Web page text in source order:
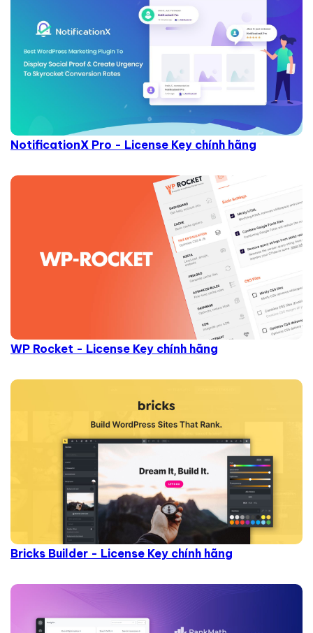
NotificationX Pro - License Key chính hãng
WP Rocket - License Key chính hãng
Bricks Builder - License Key chính hãng